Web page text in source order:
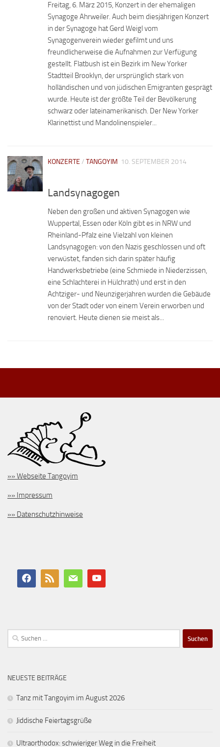
Freitag, 6. März 2015, Konzert in der ehemaligen
Synagoge Ahrweiler. Auch beim diesjährigen Konzert
in der Synagoge hat Gerd Weigl vom
Synagogenverein wieder gefilmt und uns
freundlicherweise die Aufnahmen zur Verfügung
gestellt. Flatbush ist ein Bezirk im New Yorker
Stadtteil Brooklyn, der ursprünglich stark von
holländischen und von jüdischen Emigranten gesprägt
wurde. Heute ist der größte Teil der Bevölkerung
schwarz oder lateinamerikanisch. Der New Yorker
Klarinettist und Mandolinenspieler...
KONZERTE / TANGOYIM 10. SEPTEMBER 2014
Landsynagogen
Neben den großen und aktiven Synagogen wie
Wuppertal, Essen oder Köln gibt es in NRW und
Rheinland-Pfalz eine Vielzahl von kleinen
Landsynagogen: von den Nazis geschlossen und oft
verwüstet, fanden sich darin später häufig
Handwerksbetriebe (eine Schmiede in Niederzissen,
eine Schlachterei in Hülchrath) und erst in den
Achtziger- und Neunzigerjahren wurden die Gebäude
von der Stadt oder von einem Verein erworben und
renoviert. Heute dienen sie meist als...
»» Webseite Tangoyim
»» Impressum
»» Datenschutzhinweise
Suchen
nach:
NEUESTE BEITRÄGE
Tanz mit Tangoyim im August 2026
Jiddische Feiertagsgrüße
Ultraorthodox: schwieriger Weg in die Freiheit